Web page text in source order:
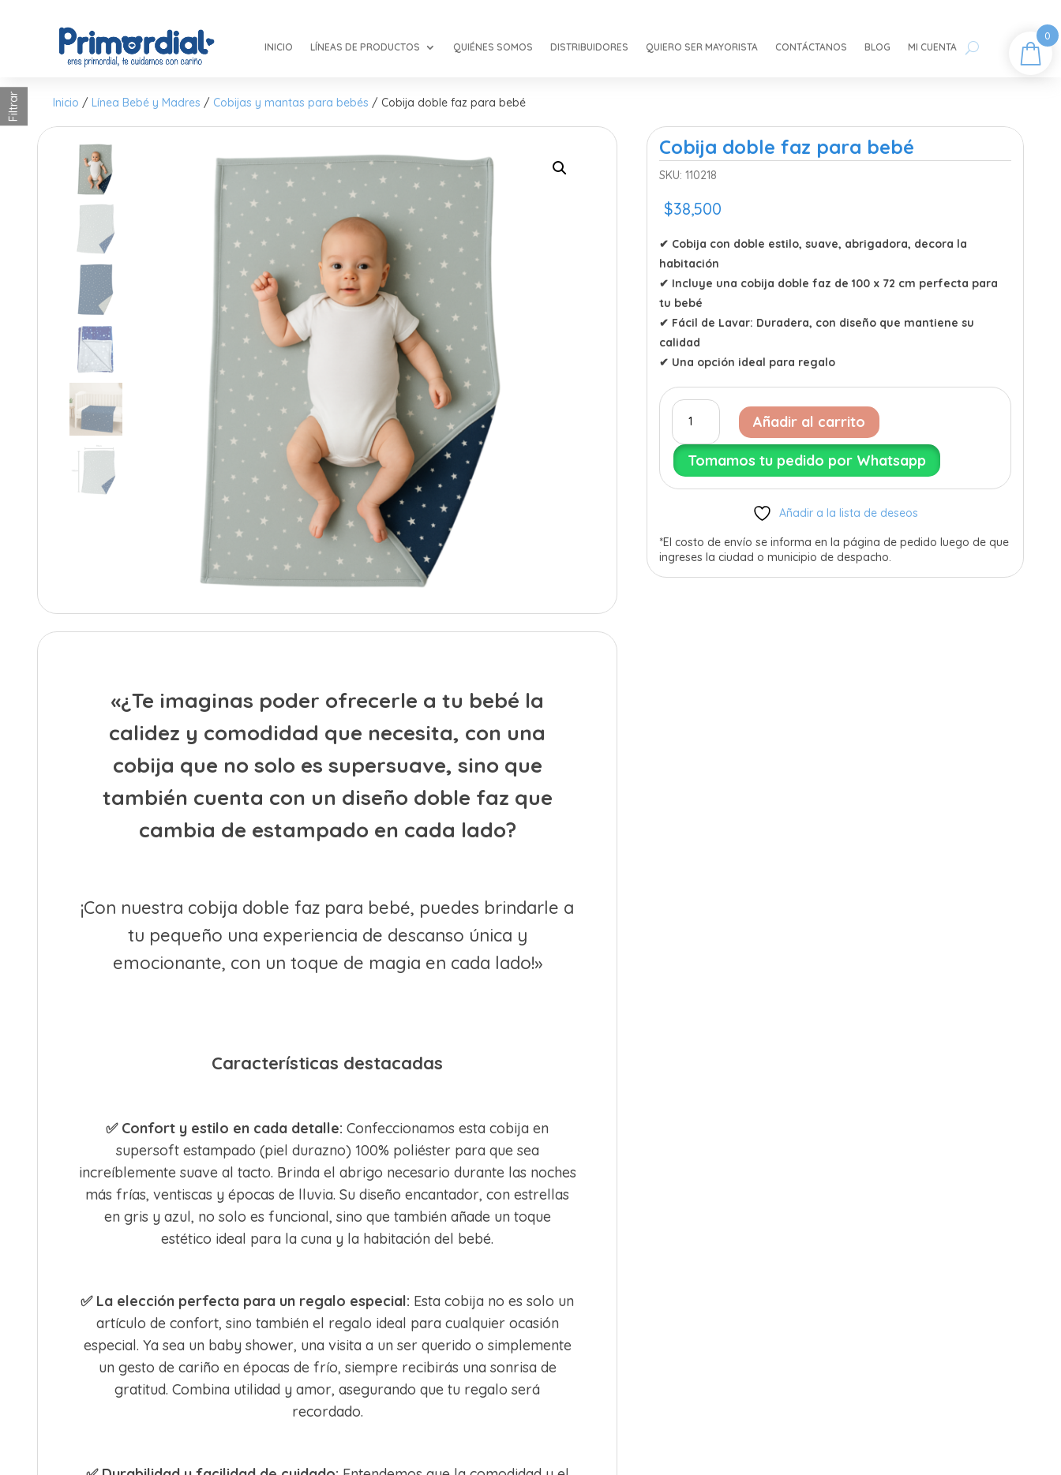
INICIO LÍNEAS DE PRODUCTOS QUIÉNES SOMOS DISTRIBUIDORES QUIERO SER MAYORISTA CONTÁCTANOS BLOG MI CUENTA
Inicio /Línea Bebé y Madres / Cobijas y mantas para bebés / Cobija doble faz para bebé
Cobija doble faz para bebé
SKU:110218
$38,500
✔ Cobija con doble estilo, suave, abrigadora, decora la
habitación
✔ Incluye una cobija doble faz de 100 x 72 cm perfecta para
tu bebé
✔ Fácil de Lavar: Duradera, con diseño que mantiene su
calidad
✔ Una opción ideal para regalo
Cobija
doble
faz
para
bebé
Añadir al carrito
Tomamos tu pedido por Whatsapp
Añadir a la lista de deseos
*El costo de envío se informa en la página de pedido luego de que
ingreses la ciudad o municipio de despacho.
«¿Te imaginas poder ofrecerle a tu bebé la
calidez y comodidad que necesita, con una
cobija que no solo es supersuave, sino que
también cuenta con un diseño doble faz que
cambia de estampado en cada lado?
¡Con nuestra cobija doble faz para bebé, puedes brindarle a
tu pequeño una experiencia de descanso única y
emocionante, con un toque de magia en cada lado!»
Características destacadas
✅ Confort y estilo en cada detalle: Confeccionamos esta cobija en
supersoft estampado (piel durazno) 100% poliéster para que sea
increíblemente suave al tacto. Brinda el abrigo necesario durante las noches
más frías, ventiscas y épocas de lluvia. Su diseño encantador, con estrellas
en gris y azul, no solo es funcional, sino que también añade un toque
estético ideal para la cuna y la habitación del bebé.
✅ La elección perfecta para un regalo especial: Esta cobija no es solo un
artículo de confort, sino también el regalo ideal para cualquier ocasión
especial. Ya sea un baby shower, una visita a un ser querido o simplemente
un gesto de cariño en épocas de frío, siempre recibirás una sonrisa de
gratitud. Combina utilidad y amor, asegurando que tu regalo será
recordado.
0
Filtrar